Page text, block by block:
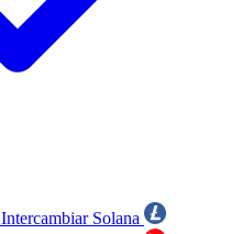
Intercambiar Solana